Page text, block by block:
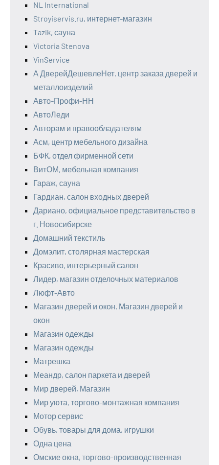
NL International
Stroyiservis.ru, интернет-магазин
Tazik, сауна
Victoria Stenova
VinService
А ДверейДешевлеНет, центр заказа дверей и
металлоизделий
Авто-Профи-НН
АвтоЛеди
Авторам и правообладателям
Асм, центр мебельного дизайна
БФК, отдел фирменной сети
ВитОМ, мебельная компания
Гараж, сауна
Гардиан, салон входных дверей
Дариано, официальное представительство в
г. Новосибирске
Домашний текстиль
Домэлит, столярная мастерская
Красиво, интерьерный салон
Лидер, магазин отделочных материалов
Люфт-Авто
Магазин дверей и окон, Магазин дверей и
окон
Магазин одежды
Магазин одежды
Матрешка
Меандр, салон паркета и дверей
Мир дверей, Магазин
Мир уюта, торгово-монтажная компания
Мотор сервис
Обувь, товары для дома, игрушки
Одна цена
Омские окна, торгово-производственная